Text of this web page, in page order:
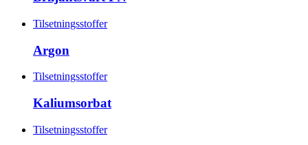
Tilsetningsstoffer
Argon
Tilsetningsstoffer
Kaliumsorbat
Tilsetningsstoffer